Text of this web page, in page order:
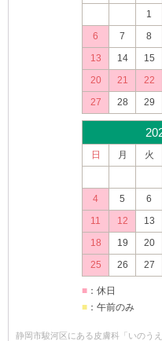
1
6
7 8
13
14 15
20
21 22
27
28 29
日 月 火
4
5 6
11
12 13
18
19 20
25
26 27
■ ：休日
■ ：午前のみ
静岡市駿河区にある皮膚科「いのう